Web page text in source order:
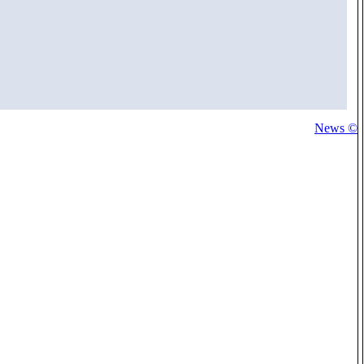
News ©